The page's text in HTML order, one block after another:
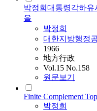
박정희대통령각하
을
박정희
대한지방행정
1966
地方行政
Vol.15 No.158
원문보기
Finite Complement
박정희